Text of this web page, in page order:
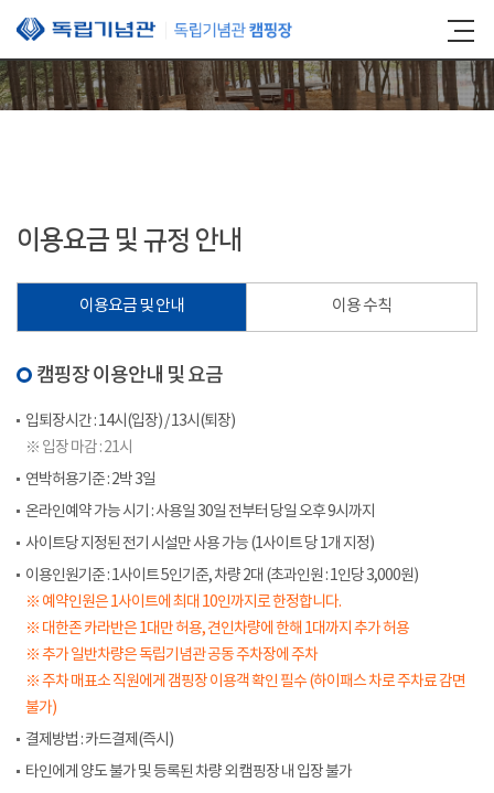
본문 바로가기
이용요금 및 규정 안내
이용요금 및 안내 이용 수칙
캠핑장 이용안내 및 요금
입퇴장시간 : 14시(입장) / 13시(퇴장)
※ 입장 마감 : 21시
연박허용기준 : 2박 3일
온라인예약 가능 시기 : 사용일 30일 전부터 당일 오후 9시까지
사이트당 지정된 전기 시설만 사용 가능 (1사이트 당 1개 지정)
이용인원기준 : 1사이트 5인기준, 차량 2대 (초과인원 : 1인당 3,000원)
※ 예약인원은 1사이트에 최대 10인까지로 한정합니다.
※ 대한존 카라반은 1대만 허용, 견인차량에 한해 1대까지 추가 허용
※ 추가 일반차량은 독립기념관 공동 주차장에 주차
※ 주차 매표소 직원에게 갬핑장 이용객 확인 필수 (하이패스 차로 주차료 감면
불가)
결제방법 : 카드결제(즉시)
타인에게 양도 불가 및 등록된 차량 외 캠핑장 내 입장 불가